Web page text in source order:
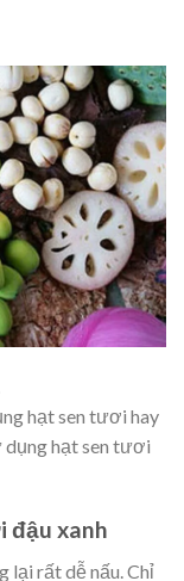
hạt sen tươi hay
dụng hạt sen tươi
đậu xanh
lại rất dễ nấu. Chỉ